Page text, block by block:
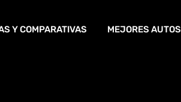
Y COMPARATIVAS MEJORES AUTOS